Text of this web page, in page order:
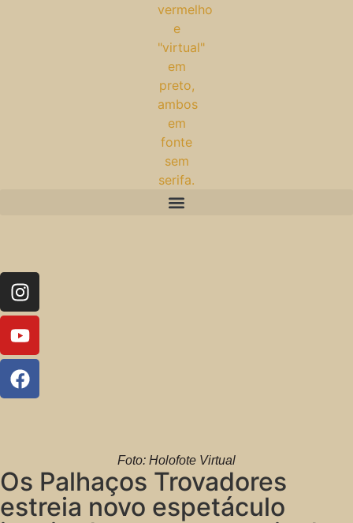
Foto: Holofote Virtual
Os Palhaços Trovadores
estreia novo espetáculo